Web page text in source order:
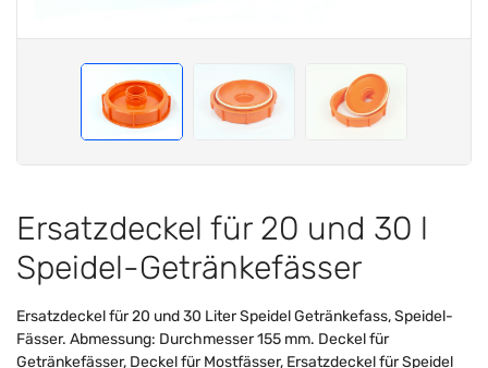
Ersatzdeckel für 20 und 30 l
Speidel-Getränkefässer
Ersatzdeckel für 20 und 30 Liter Speidel Getränkefass, Speidel-
Fässer. Abmessung: Durchmesser 155 mm. Deckel für
Getränkefässer, Deckel für Mostfässer, Ersatzdeckel für Speidel